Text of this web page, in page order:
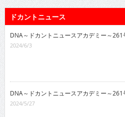
ドカントニュース
DNA～ドカントニュースアカデミー～261
2024/6/3
DNA～ドカントニュースアカデミー～261
2024/5/27